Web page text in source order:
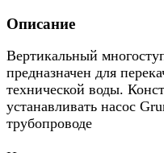
Описание
Вертикальный
предназначен для
технической воды.
устанавливать насос
трубопроводе